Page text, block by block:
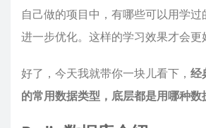
自己做的项目中，有哪些可以用学
进一步优化。这样的学习效果才会更
好了，今天我就带你一块儿看下， 经
的常用数据类型，底层都是用哪种数